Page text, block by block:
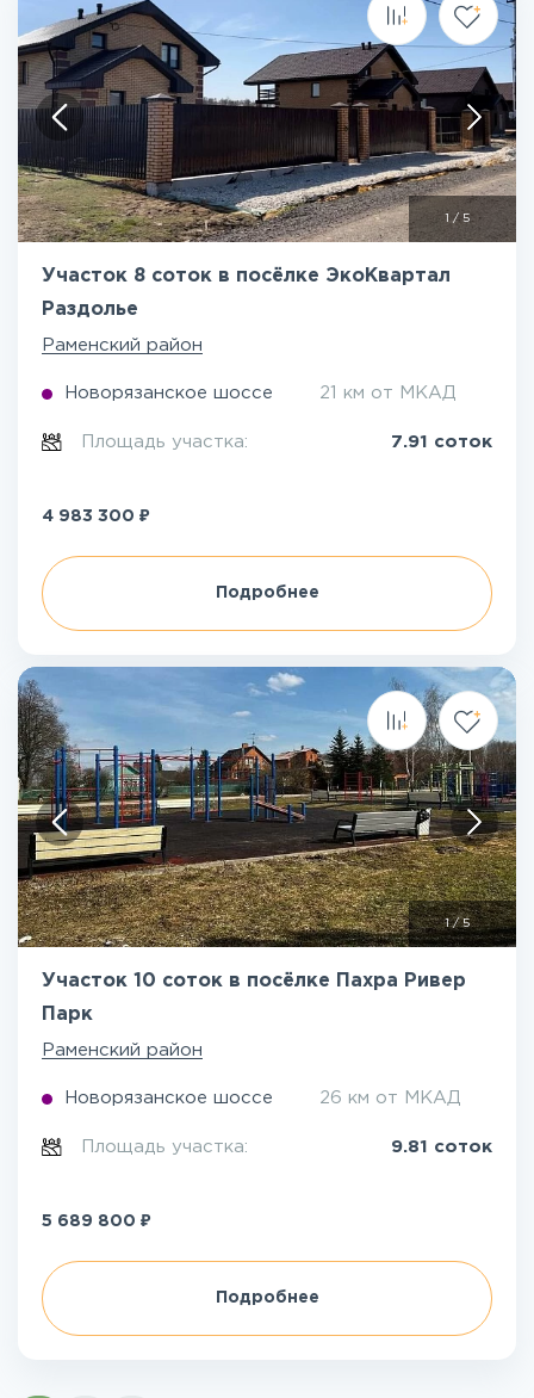
/ 5
Участок 8 соток в посёлке ЭкоКвартал
Раздолье
Раменский район
Новорязанское шоссе 21 км от МКАД
Площадь участка: 7.91 соток
4 983 300 ₽
Подробнее
1/5
Участок 10 соток в посёлке Пахра Ривер
Парк
Раменский район
Новорязанское шоссе 26 км от МКАД
Площадь участка: 9.81 соток
5 689 800 ₽
Подробнее